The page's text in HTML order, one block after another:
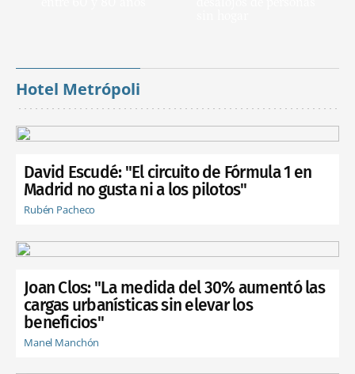
Hotel Metrópoli
David Escudé: "El circuito de Fórmula 1 en
Madrid no gusta ni a los pilotos"
Rubén Pacheco
Joan Clos: "La medida del 30% aumentó las
cargas urbanísticas sin elevar los
beneficios"
Manel Manchón